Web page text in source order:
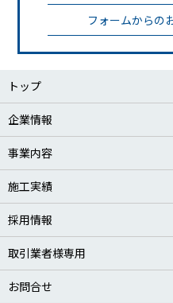
フォームからの
トップ
企業情報
事業内容
施工実績
採用情報
取引業者様専用
お問合せ